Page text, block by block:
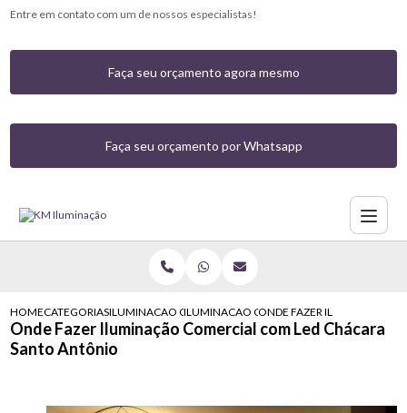
Entre em contato com um de nossos especialistas!
Faça seu orçamento agora mesmo
Faça seu orçamento por Whatsapp
HOMECATEGORIASILUMINACAO COMERCIALILUMINACAO COMERCIAL COM LED
ONDE FAZER ILUMINACAO
Onde Fazer Iluminação Comercial com Led Chácara
Santo Antônio